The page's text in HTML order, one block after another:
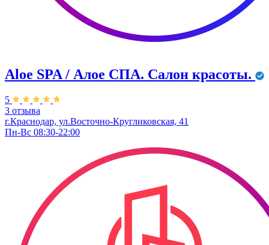
Aloe SPA / Алое СПА. Салон красоты.
5
3 отзыва
г.Краснодар, ул.Восточно-Кругликовская, 41
Пн-Вс 08:30-22:00